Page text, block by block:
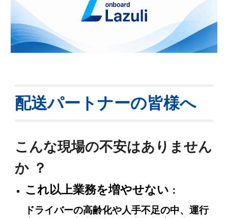
配送パートナーの皆様へ
こんな現場の不安はありません
か ？
これ以上業務を増やせない ：
ドライバーの高齢化や人手不足の中、運行